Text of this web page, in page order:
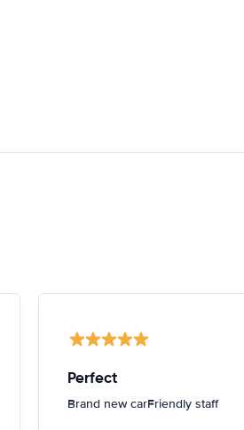
Perfect
Brand new carFriendly staff